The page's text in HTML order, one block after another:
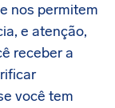
nos permitem
e atenção,
receber a
você tem